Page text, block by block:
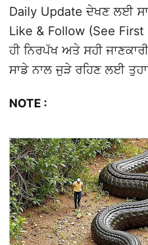
Daily Update ਦੇਖਣ ਲਈ
Like & Follow (See
ਹੀ ਨਿਰਪੱਖ ਅਤੇ ਸਹੀ
ਸਾਡੇ ਨਾਲ ਜੁੜੇ ਰਹਿਣ ਲਈ
NOTE :